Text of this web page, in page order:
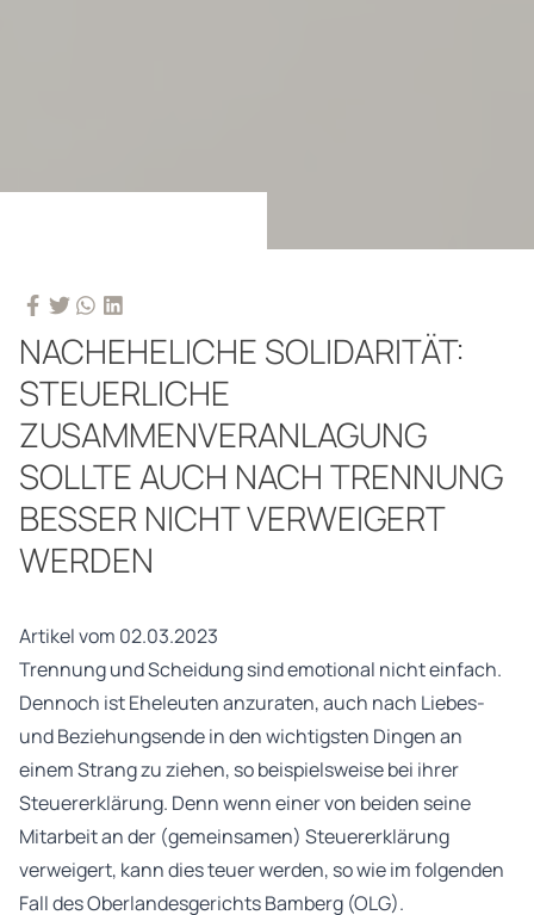
NACHEHELICHE SOLIDARITÄT:
STEUERLICHE
ZUSAMMENVERANLAGUNG
SOLLTE AUCH NACH TRENNUNG
BESSER NICHT VERWEIGERT
WERDEN
Artikel vom 02.03.2023
Trennung und Scheidung sind emotional nicht einfach.
Dennoch ist Eheleuten anzuraten, auch nach Liebes-
und Beziehungsende in den wichtigsten Dingen an
einem Strang zu ziehen, so beispielsweise bei ihrer
Steuererklärung. Denn wenn einer von beiden seine
Mitarbeit an der (gemeinsamen) Steuererklärung
verweigert, kann dies teuer werden, so wie im folgenden
Fall des Oberlandesgerichts Bamberg (OLG).